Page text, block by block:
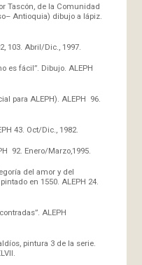
Tascón, de la Comunidad
Antioquia) dibujo a lápiz.
103. Abril/Dic., 1997.
es fácil”. Dibujo. ALEPH
para ALEPH). ALEPH 96.
43. Oct/Dic., 1982.
92. Enero/Marzo,1995.
del amor y del
en 1550. ALEPH 24.
ALEPH
pintura 3 de la serie.